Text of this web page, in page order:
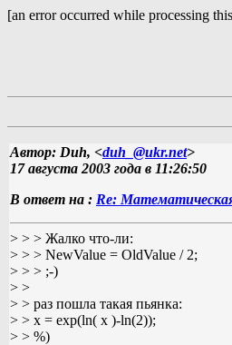
[an error occurred while processing
Автор: Duh, <duh_@ukr.net>
17 августа 2003 года в 11:26:50
В ответ на : Re:
> > > Жалко что-ли:
> > > NewValue = OldValue / 2;
> > > ;-)
> >
> > раз пошла такая пьянка:
> > x = exp(ln( x )-ln(2));
> > %)